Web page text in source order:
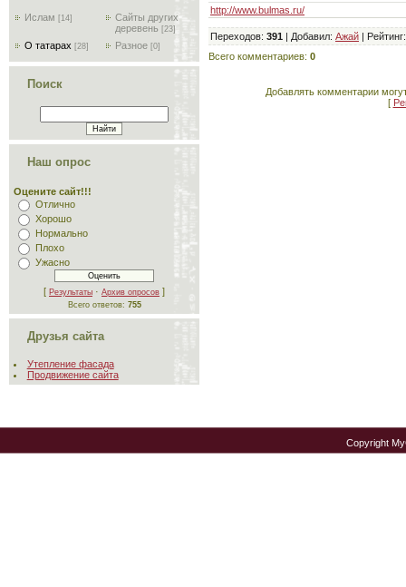
Ислам [14]
Сайты других
деревень [23]
О татарах [28] Разное [0]
Поиск
Наш опрос
Оцените сайт!!!
Отлично
Хорошо
Нормально
Плохо
Ужасно
[ Результаты · Архив опросов ]
Всего ответов: 755
Друзья сайта
Утепление фасада
Продвижение сайта
http://www.bulmas.ru/
Переходов: 391 | Добавил: Ажай | Рейтинг
Всего комментариев: 0
Добавлять комментарии
[
Copyright